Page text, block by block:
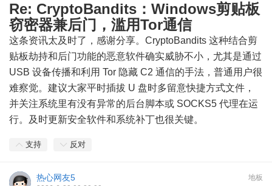
Re: CryptoBandits：Windows剪贴板
窃密器兼后门，滥用Tor通信
这条资讯太及时了，感谢分享。CryptoBandits 这种结合剪
贴板劫持和后门功能的恶意软件确实威胁不小，尤其是通过
USB 设备传播和利用 Tor 隐藏 C2 通信的手法，普通用户很
难察觉。建议大家平时插拔 U 盘时多留意快捷方式文件，
并关注系统里有没有异常的后台脚本或 SOCKS5 代理在运
行。及时更新安全软件和系统补丁也很关键。
支持 反对
地板
热心网友5